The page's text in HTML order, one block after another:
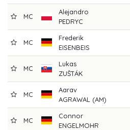
MC
Alejandro
PEDRYC
MC
Frederik
EISENBEIS
MC
Lukas
ZUŠTÁK
MC
Aarav
AGRAWAL (AM)
MC
Connor
ENGELMOHR